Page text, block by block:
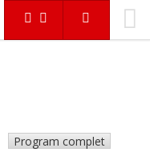
Program complet